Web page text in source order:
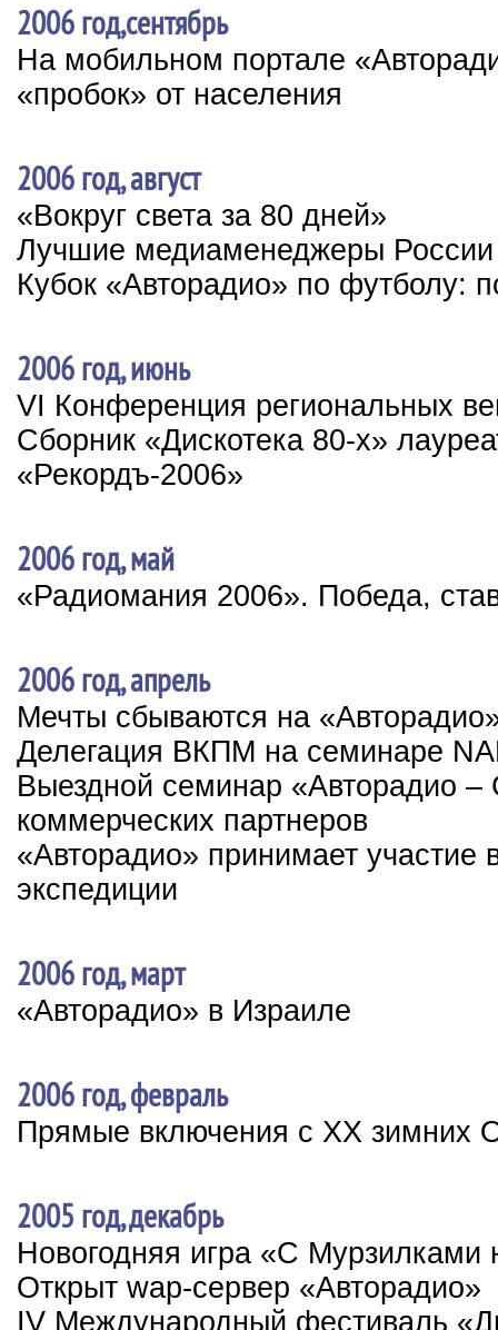
2006 год,сентябрь
На мобильном портале
«пробок» от населения
2006 год, август
«Вокруг света за 80 дней»
Лучшие медиаменеджеры
Кубок «Авторадио» по футболу:
2006 год, июнь
VI Конференция региональных
Сборник «Дискотека 80-х»
«Рекордъ-2006»
2006 год, май
«Радиомания 2006». Победа,
2006 год, апрель
Мечты сбываются на
Делегация ВКПМ на семинаре
Выездной семинар «Авторадио –
коммерческих партнеров
«Авторадио» принимает участие
экспедиции
2006 год, март
«Авторадио» в Израиле
2006 год, февраль
Прямые включения с XX зимних
2005 год, декабрь
Новогодняя игра «С Мурзилками
Открыт wap-сервер «Авторадио»
IV Международный фестиваль